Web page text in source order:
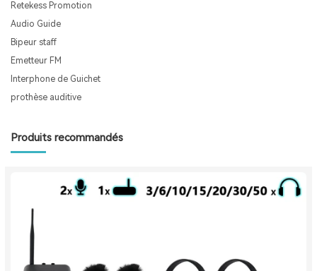
Retekess Promotion
Audio Guide
Bipeur staff
Emetteur FM
Interphone de Guichet
prothèse auditive
Produits recommandés